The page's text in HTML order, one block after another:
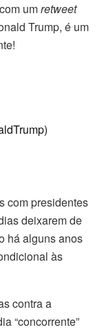
umretweet
Trump, é um
com presidentes
deixarem de
há alguns anos
às
contra a
“concorrente”